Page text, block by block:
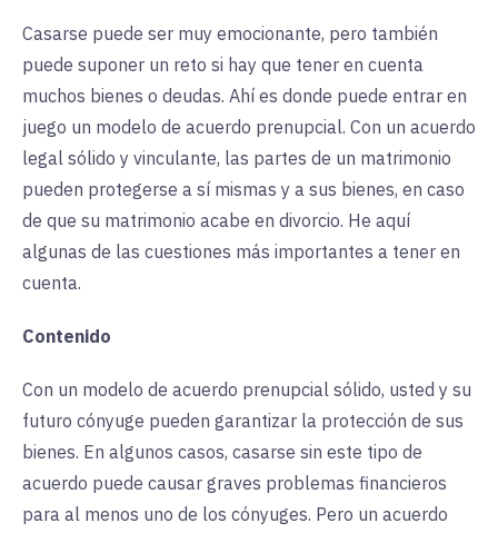
Casarse puede ser muy emocionante, pero también
puede suponer un reto si hay que tener en cuenta
muchos bienes o deudas. Ahí es donde puede entrar en
juego un modelo de acuerdo prenupcial. Con un acuerdo
legal sólido y vinculante, las partes de un matrimonio
pueden protegerse a sí mismas y a sus bienes, en caso
de que su matrimonio acabe en divorcio. He aquí
algunas de las cuestiones más importantes a tener en
cuenta.
Contenido
Con un modelo de acuerdo prenupcial sólido, usted y su
futuro cónyuge pueden garantizar la protección de sus
bienes. En algunos casos, casarse sin este tipo de
acuerdo puede causar graves problemas financieros
para al menos uno de los cónyuges. Pero un acuerdo